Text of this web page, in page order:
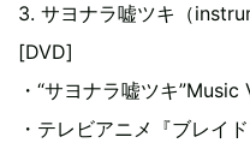
3. サヨナラ嘘ツキ（
[DVD]
・“サヨナラ嘘ツキ”Music
・テレビアニメ『ブレイ